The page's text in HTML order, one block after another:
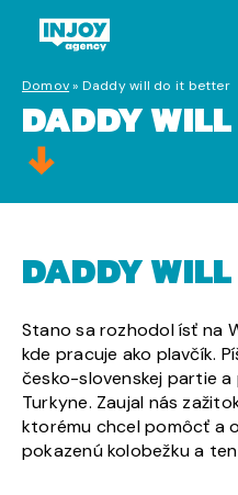
Domov» Daddy will do it better
DADDY
DADDY
Stano sa rozhodol ísť na
kde pracuje ako plavčík.
česko-slovenskej partie a
Turkyne. Zaujal nás
ktorému chcel pomôcť a
pokazenú kolobežku a